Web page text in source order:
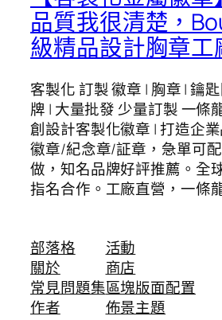
品質我很清楚，
級精品設計胸章工
客製化 訂製 徽章 | 胸章 | 鑰
牌 | 大量批發 少量訂製 一條
創設計客製化徽章 | 打造企
徽章/紀念章/証章，急單可
做，知名品牌好評推薦。全
指名合作。工廠直營，一條
部落格
關於
常見問題集
作者
活動
商店
區塊版面配置
佈景主題